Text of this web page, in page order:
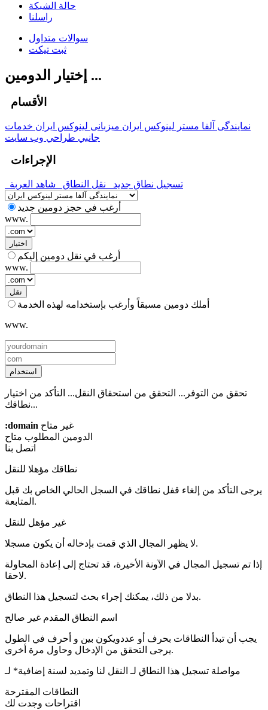
حالة الشبكة
راسلنا
سوالات متداول
ثبت تیکت
إختيار الدومين ...
الأقسام
نمایندگی آلفا مستر لینوکس ایران میزبانی لینوکس ایران خدمات
جانبي طراحي وب سايت
الإجراءات
تسجيل نطاق جديد نقل النطاق شاهد العربة
أرغب في حجز دومين جديد
www.
اختيار
أرغب في نقل دومين إليكم
www.
نقل
أملك دومين مسبقاً وأرغب بإستخدامه لهذه الخدمة
www.
استخدام
تحقق من التوفر... التحقق من استحقاق النقل... التأكد من اختيار
نطاقك...
:domain غير متاح
الدومين المطلوب متاح
اتصل بنا
نطاقك مؤهلا للنقل
يرجى التأكد من إلغاء قفل نطاقك في السجل الحالي الخاص بك قبل
المتابعة.
غير مؤهل للنقل
لا يظهر المجال الذي قمت بإدخاله أن يكون مسجلا.
إذا تم تسجيل المجال في الآونة الأخيرة، قد تحتاج إلى إعادة المحاولة
لاحقا.
بدلا من ذلك، يمكنك إجراء بحث لتسجيل هذا النطاق.
اسم النطاق المقدم غير صالح
يجب أن تبدأ النطاقات بحرف أو عددويكون بين و أحرف في الطول
يرجى التحقق من الإدخال وحاول مرة أخرى.
مواصلة تسجيل هذا النطاق لـ النقل لنا وتمديد لسنة إضافية* لـ
النطاقات المقترحة
اقتراحات وجدت لك